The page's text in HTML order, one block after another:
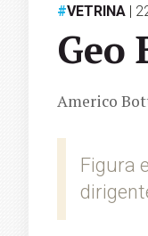
#VETRINA |
Geo
Americo
Figura